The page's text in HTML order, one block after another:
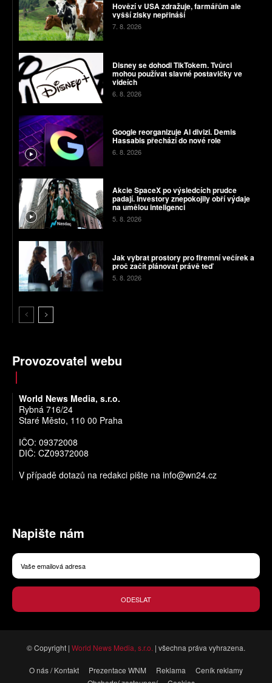
Hovězí v USA zdražuje, farmářům ale
vyšší zisky nepřináší
7. 8. 2026
Disney se dohodl TikTokem. Tvůrci
mohou používat slavné postavičky ve
videích
6. 8. 2026
Google reorganizuje AI divizi. Demis
Hassabis přechází do nové role
6. 8. 2026
Akcie SpaceX po výsledcích prudce
padají. Investory znepokojily obří výdaje
na umělou inteligenci
5. 8. 2026
Jak vybrat prostory pro firemní večírek a
proč začít plánovat právě teď
5. 8. 2026
Provozovatel webu
World News Media, s.r.o.
Rybná 716/24
Staré Město, 110 00 Praha
IČO: 09372008
DIČ: CZ09372008
V případě dotazů na redakci pište na info@wn24.cz
Napište nám
ODESLAT
© Copyright | World News Media, s.r.o. | všechna práva vyhrazena.
O nás / Kontakt Prezentace WNM Reklama
Ceník reklamy